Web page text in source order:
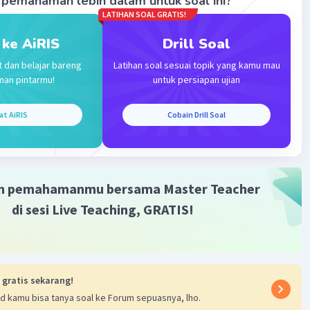
Balas
Iklan
62
23:12
terverifikasi
AiRIS
dan belajar bareng
pintarmu!
AiRIS
LATIHAN SOAL GRATIS!
Drill Soal
Latihan soal sesuai topik yang kamu mau
untuk persiapan ujian
Cobain Drill Soal
pemahamanmu bersama Master Teacher
di sesi Live Teaching, GRATIS!
gratis sekarang!
kamu bisa tanya soal ke Forum sepuasnya, lho.